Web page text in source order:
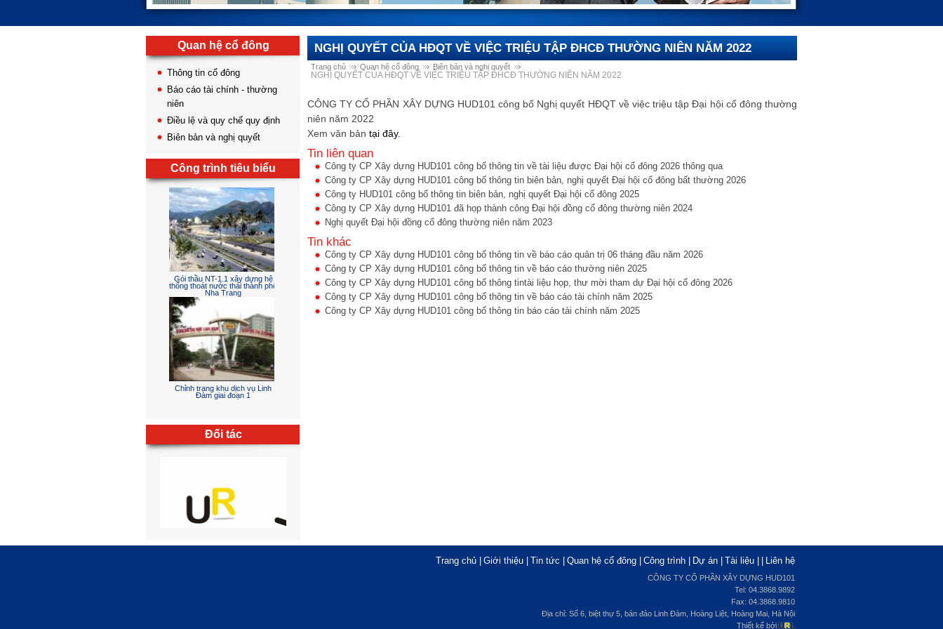
Quan hệ cổ đông
Thông tin cổ đông
Báo cáo tài chính - thường
niên
Điều lệ và quy chế quy định
Biên bản và nghị quyết
Công trình tiêu biểu
Sân đường - cấp thoát nước -
điện chiếu sáng - hồ cảnh và
phòng cháy chữa cháy
Gói thầu NT-1.1 xây dựng hệ
thống thoát nước thải thành phố
Nha Trang
Đàm giai đoạn 1
Đối tác
NGHỊ QUYẾT CỦA HĐQT VỀ VIỆC TRIỆU TẬP ĐHCĐ THƯỜNG NIÊN NĂM 2022
Trang chủ Quan hệ cổ đông Biên bản và nghị quyết
NGHỊ QUYẾT CỦA HĐQT VỀ VIỆC TRIỆU TẬP ĐHCĐ THƯỜNG NIÊN NĂM 2022
CÔNG TY CỔ PHẦN XÂY DỰNG HUD101 công bố Nghị quyết HĐQT về việc triệu tập Đại hội cổ đông thường
niên năm 2022
Xem văn bản tại đây.
Tin liên quan
Công ty CP Xây dựng HUD101 công bố thông tin về tài liệu được Đại hội cổ đông 2026 thông qua
Công ty CP Xây dựng HUD101 công bố thông tin biên bản, nghị quyết Đại hội cổ đông bất thường 2026
Công ty HUD101 công bố thông tin biên bản, nghị quyết Đại hội cổ đông 2025
Công ty CP Xây dựng HUD101 đã họp thành công Đại hội đồng cổ đông thường niên 2024
Nghị quyết Đại hội đồng cổ đông thường niên năm 2023
Tin khác
Công ty CP Xây dựng HUD101 công bố thông tin về báo cáo quản trị 06 tháng đầu năm 2026
Công ty CP Xây dựng HUD101 công bố thông tin về báo cáo thường niên 2025
Công ty CP Xây dựng HUD101 công bố thông tintài liệu họp, thư mời tham dự Đại hội cổ đông 2026
Công ty CP Xây dựng HUD101 công bố thông tin về báo cáo tài chính năm 2025
Công ty CP Xây dựng HUD101 công bố thông tin báo cáo tài chính năm 2025
Trang chủ Giới thiệu Tin tức Quan hệ cổ đông Công trình Dự án Tài liệu Liên hệ
CÔNG TY CỔ PHẦN XÂY DỰNG HUD101
Tel: 04.3868.9892
Fax: 04.3868.9810
Địa chỉ: Số 6, biệt thự 5, bán đảo Linh Đàm, Hoàng Liệt, Hoàng Mai, Hà Nội
Thiết kế bởiURL